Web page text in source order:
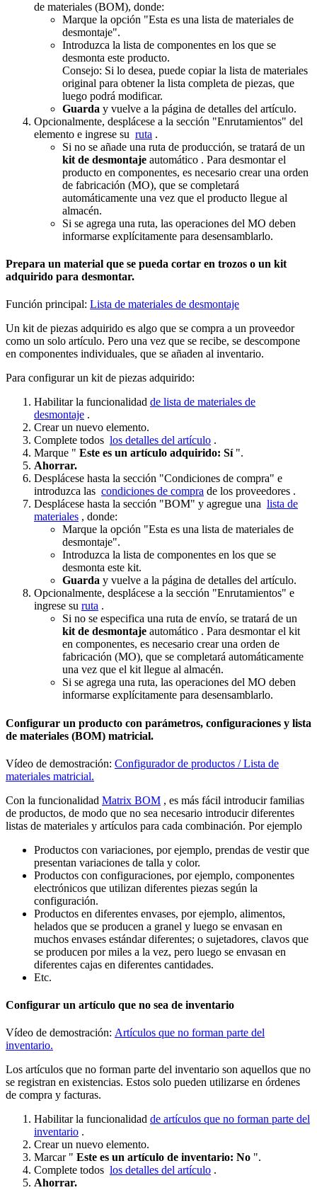
de materiales (BOM), donde:
Marque la opción "Esta es una lista de materiales de
desmontaje".
Introduzca la lista de componentes en los que se
desmonta este producto.
Consejo: Si lo desea, puede copiar la lista de materiales
original para obtener la lista completa de piezas, que
luego podrá modificar.
Guarda y vuelve a la página de detalles del artículo.
Opcionalmente, desplácese a la sección "Enrutamientos" del
elemento e ingrese su ruta .
Si no se añade una ruta de producción, se tratará de un
kit de desmontaje automático . Para desmontar el
producto en componentes, es necesario crear una orden
de fabricación (MO), que se completará
automáticamente una vez que el producto llegue al
almacén.
Si se agrega una ruta, las operaciones del MO deben
informarse explícitamente para desensamblarlo.
Prepara un material que se pueda cortar en trozos o un kit
adquirido para desmontar.
Función principal: Lista de materiales de desmontaje
Un kit de piezas adquirido es algo que se compra a un proveedor
como un solo artículo. Pero una vez que se recibe, se descompone
en componentes individuales, que se añaden al inventario.
Para configurar un kit de piezas adquirido:
Habilitar la funcionalidad de lista de materiales de
desmontaje .
Crear un nuevo elemento.
Complete todos los detalles del artículo .
Marque " Este es un artículo adquirido: Sí".
Ahorrar.
Desplácese hasta la sección "Condiciones de compra" e
introduzca las condiciones de compra de los proveedores .
Desplácese hasta la sección "BOM" y agregue una lista de
materiales , donde:
Marque la opción "Esta es una lista de materiales de
desmontaje".
Introduzca la lista de componentes en los que se
desmonta este kit.
Guarda y vuelve a la página de detalles del artículo.
Opcionalmente, desplácese a la sección "Enrutamientos" e
ingrese su ruta .
Si no se especifica una ruta de envío, se tratará de un
kit de desmontaje automático . Para desmontar el kit
en componentes, es necesario crear una orden de
fabricación (MO), que se completará automáticamente
una vez que el kit llegue al almacén.
Si se agrega una ruta, las operaciones del MO deben
informarse explícitamente para desensamblarlo.
Configurar un producto con parámetros, configuraciones y lista
de materiales (BOM) matricial.
Vídeo de demostración: Configurador de productos / Lista de
materiales matricial.
Con la funcionalidad Matrix BOM , es más fácil introducir familias
de productos, de modo que no sea necesario introducir diferentes
listas de materiales y artículos para cada combinación. Por ejemplo
Productos con variaciones, por ejemplo, prendas de vestir que
presentan variaciones de talla y color.
Productos con configuraciones, por ejemplo, componentes
electrónicos que utilizan diferentes piezas según la
configuración.
Productos en diferentes envases, por ejemplo, alimentos,
helados que se producen a granel y luego se envasan en
muchos envases estándar diferentes; o sujetadores, clavos que
se producen por miles a la vez, pero luego se envasan en
diferentes cajas en diferentes cantidades.
Etc.
Configurar un artículo que no sea de inventario
Vídeo de demostración: Artículos que no forman parte del
inventario.
Los artículos que no forman parte del inventario son aquellos que no
se registran en existencias. Estos solo pueden utilizarse en órdenes
de compra y facturas.
Habilitar la funcionalidad de artículos que no forman parte del
inventario .
Crear un nuevo elemento.
Marcar " Este es un artículo de inventario: No ".
Complete todos los detalles del artículo .
Ahorrar.